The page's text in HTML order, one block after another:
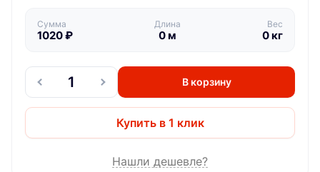
Сумма
1020₽
Длина
0м
Вес
0кг
В корзину
Купить в 1 клик
Нашли дешевле?